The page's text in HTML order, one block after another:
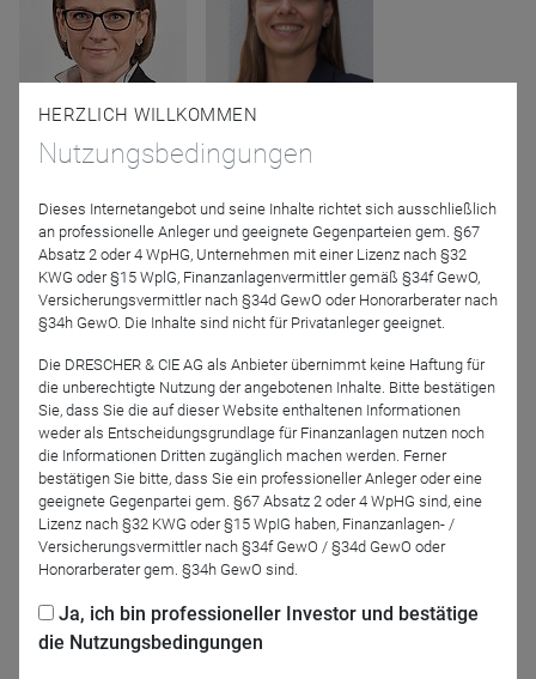
L&G
Allianz Investment
Alexandra Mahler
Pictet Asset
Management
Moderation
HERZLICH WILLKOMMEN
Nutzungsbedingungen
Dieses Internetangebot und seine Inhalte richtet sich ausschließlich
an professionelle Anleger und geeignete Gegenparteien gem. §67
Absatz 2 oder 4 WpHG, Unternehmen mit einer Lizenz nach §32
KWG oder §15 WplG, Finanzanlagenvermittler gemäß §34f GewO,
Versicherungsvermittler nach §34d GewO oder Honorarberater nach
§34h GewO. Die Inhalte sind nicht für Privatanleger geeignet.
Die DRESCHER & CIE AG als Anbieter übernimmt keine Haftung für
die unberechtigte Nutzung der angebotenen Inhalte. Bitte bestätigen
Sie, dass Sie die auf dieser Website enthaltenen Informationen
weder als Entscheidungsgrundlage für Finanzanlagen nutzen noch
die Informationen Dritten zugänglich machen werden. Ferner
bestätigen Sie bitte, dass Sie ein professioneller Anleger oder eine
geeignete Gegenpartei gem. §67 Absatz 2 oder 4 WpHG sind, eine
Lizenz nach §32 KWG oder §15 WpIG haben, Finanzanlagen- /
Versicherungsvermittler nach §34f GewO / §34d GewO oder
Honorarberater gem. §34h GewO sind.
Ja, ich bin professioneller Investor und bestätige
die Nutzungsbedingungen